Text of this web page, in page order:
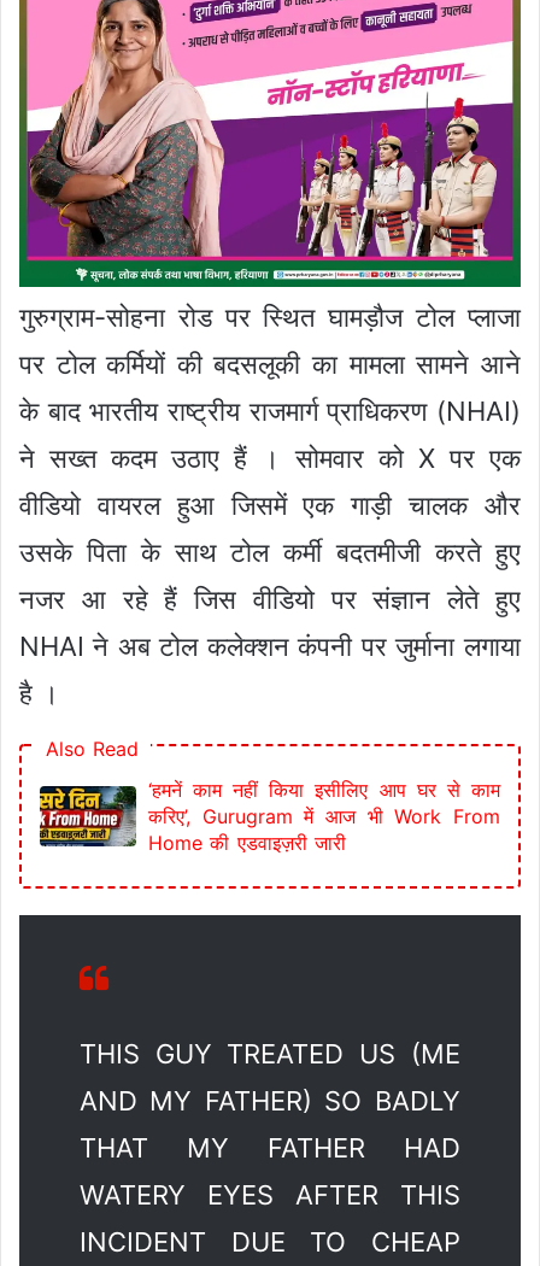
गुरुग्राम-सोहना रोड पर स्थित घामड़ौज टोल प्लाजा
पर टोल कर्मियों की बदसलूकी का मामला सामने आने
के बाद भारतीय राष्ट्रीय राजमार्ग प्राधिकरण (NHAI)
ने सख्त कदम उठाए हैं । सोमवार को X पर एक
वीडियो वायरल हुआ जिसमें एक गाड़ी चालक और
उसके पिता के साथ टोल कर्मी बदतमीजी करते हुए
नजर आ रहे हैं जिस वीडियो पर संज्ञान लेते हुए
NHAI ने अब टोल कलेक्शन कंपनी पर जुर्माना लगाया
है ।
Also Read
‘हमनें काम नहीं किया इसीलिए आप घर से काम
करिए’, Gurugram में आज भी Work From
Home की एडवाइज़री जारी
THIS GUY TREATED US (ME
AND MY FATHER) SO BADLY
THAT MY FATHER HAD
WATERY EYES AFTER THIS
INCIDENT DUE TO CHEAP